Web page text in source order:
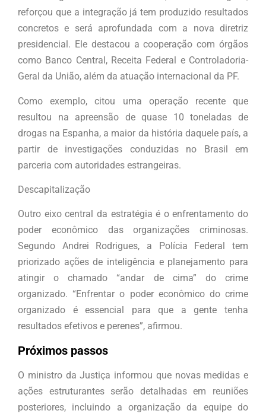
reforçou que a integração já tem produzido resultados
concretos e será aprofundada com a nova diretriz
presidencial. Ele destacou a cooperação com órgãos
como Banco Central, Receita Federal e Controladoria-
Geral da União, além da atuação internacional da PF.
Como exemplo, citou uma operação recente que
resultou na apreensão de quase 10 toneladas de
drogas na Espanha, a maior da história daquele país, a
partir de investigações conduzidas no Brasil em
parceria com autoridades estrangeiras.
Descapitalização
Outro eixo central da estratégia é o enfrentamento do
poder econômico das organizações criminosas.
Segundo Andrei Rodrigues, a Polícia Federal tem
priorizado ações de inteligência e planejamento para
atingir o chamado “andar de cima” do crime
organizado. “Enfrentar o poder econômico do crime
organizado é essencial para que a gente tenha
resultados efetivos e perenes”, afirmou.
Próximos passos
O ministro da Justiça informou que novas medidas e
ações estruturantes serão detalhadas em reuniões
posteriores, incluindo a organização da equipe do